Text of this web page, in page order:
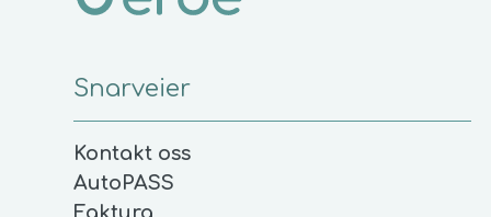
Snarveier
Kontakt oss
AutoPASS
Faktura